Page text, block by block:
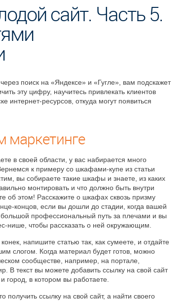
сайт. Часть 5.
поиск на «Яндексе» и «Гугле», вам подскажет
эту цифру, научитесь привлекать клиентов
интернет-ресурсов, откуда могут появиться
маркетинге
в своей области, у вас набирается много
к примеру со шкафами-купе из статьи
вы собираете такие шкафы и знаете, из каких
монтировать и что должно быть внутри
этом! Расскажите о шкафах сквозь призму
концов, если вы дошли до стадии, когда вашей
большой профессиональный путь за плечами и вы
нише, чтобы рассказать о ней окружающим.
напишите статью так, как сумеете, и отдайте
слогом. Когда материал будет готов, можно
сообществе, например, на портале,
В текст вы можете добавить ссылку на свой сайт
город, в котором вы работаете.
ссылку на свой сайт, а найти своего